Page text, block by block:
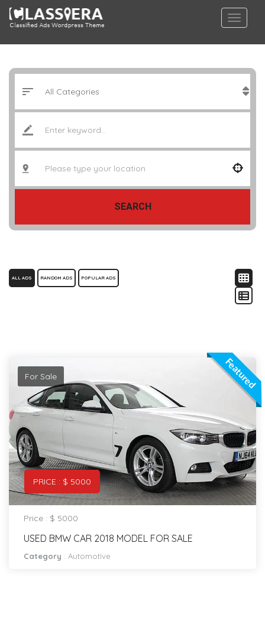
SEARCH
ALL ADS RANDOM ADS POPULAR ADS
Featured
PRICE : $ 5000
For Sale
Price : $ 5000
USED BMW CAR 2018 MODEL FOR SALE
Category : Automotive